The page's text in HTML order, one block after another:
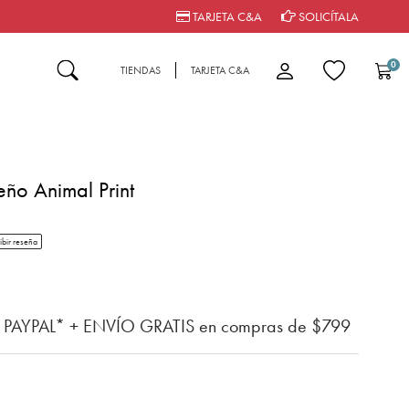
TARJETA C&A SOLICÍTALA
TIENDAS TARJETA C&A 0
Animal Print
cliente
rating
reseña
+ ENVÍO GRATIS en compras de $799